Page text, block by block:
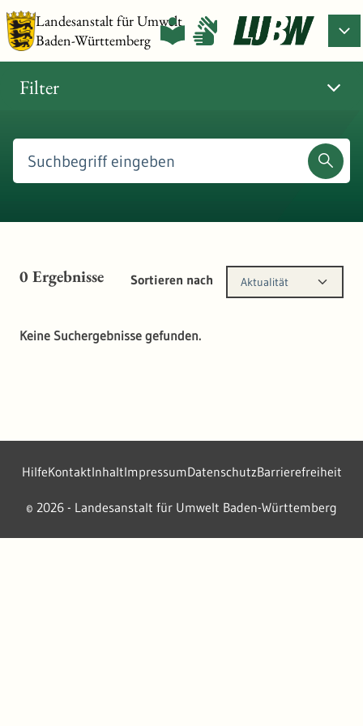
Landesanstalt für Umwelt
Baden-Württemberg
Filter
0Ergebnisse Sortieren nach Aktualität
Keine Suchergebnisse gefunden.
2026 - Landesanstalt für Umwelt Baden-Württemberg
HilfeKontaktInhaltImpressumDatenschutzBarrierefreiheit